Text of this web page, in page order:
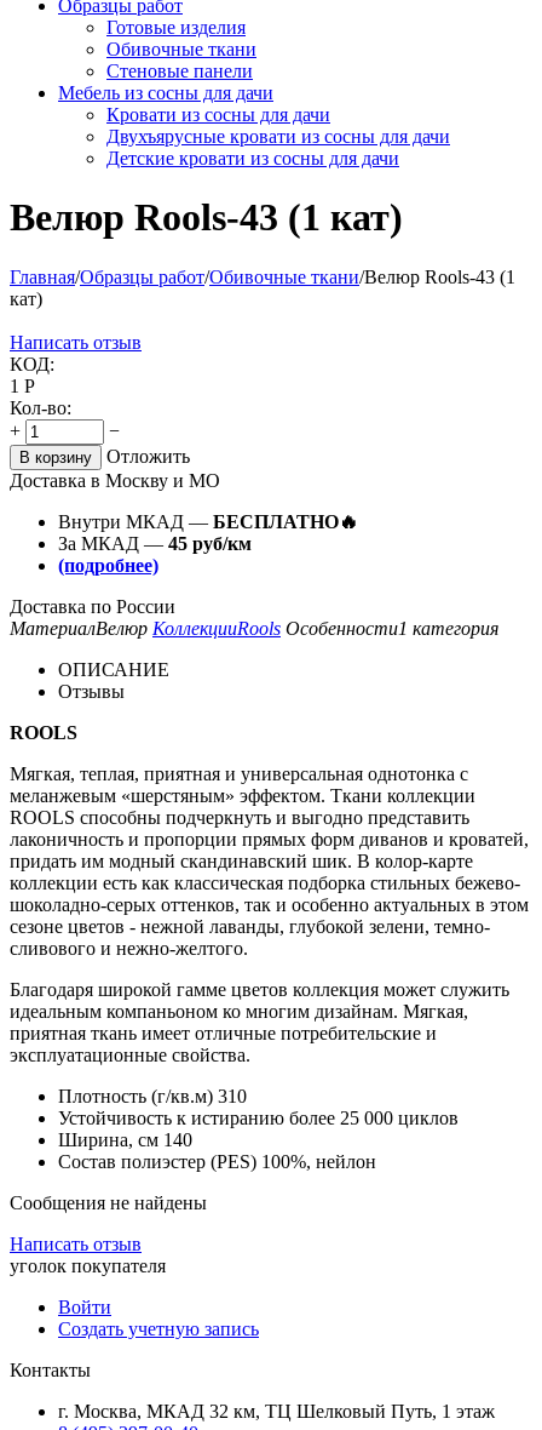
Образцы работ
Готовые изделия
Обивочные ткани
Стеновые панели
Мебель из сосны для дачи
Кровати из сосны для дачи
Двухъярусные кровати из сосны для дачи
Детские кровати из сосны для дачи
Велюр Rools-43 (1 кат)
Главная/Образцы работ/Обивочные ткани/Велюр Rools-43 (1
кат)
Написать отзыв
КОД:
1 Р
Кол-во:
+
−
В корзину
Отложить
Доставка в Москву и МО
Внутри МКАД — БЕСПЛАТНО🔥
За МКАД — 45 руб/км
(подробнее)
Доставка по России
МатериалВелюр КоллекцииRools Особенности1 категория
ОПИСАНИЕ
Отзывы
ROOLS
Мягкая, теплая, приятная и универсальная однотонка с
меланжевым «шерстяным» эффектом. Ткани коллекции
ROOLS способны подчеркнуть и выгодно представить
лаконичность и пропорции прямых форм диванов и кроватей,
придать им модный скандинавский шик. В колор-карте
коллекции есть как классическая подборка стильных бежево-
шоколадно-серых оттенков, так и особенно актуальных в этом
сезоне цветов - нежной лаванды, глубокой зелени, темно-
сливового и нежно-желтого.
Благодаря широкой гамме цветов коллекция может служить
идеальным компаньоном ко многим дизайнам. Мягкая,
приятная ткань имеет отличные потребительские и
эксплуатационные свойства.
Плотность (г/кв.м) 310
Устойчивость к истиранию более 25 000 циклов
Ширина, см 140
Состав полиэстер (PES) 100%, нейлон
Сообщения не найдены
Написать отзыв
уголок покупателя
Войти
Создать учетную запись
Контакты
г. Москва, МКАД 32 км, ТЦ Шелковый Путь, 1 этаж